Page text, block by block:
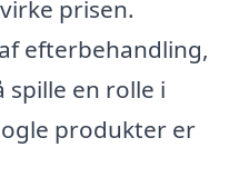
prisen.
efterbehandling,
spille en rolle i
produkter er